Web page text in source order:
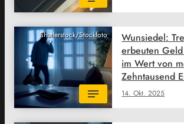
Shutterstock/Stockfoto
14. Okt. 2025
Wunsiedel:
erbeuten
im Wert von
Zehntausend